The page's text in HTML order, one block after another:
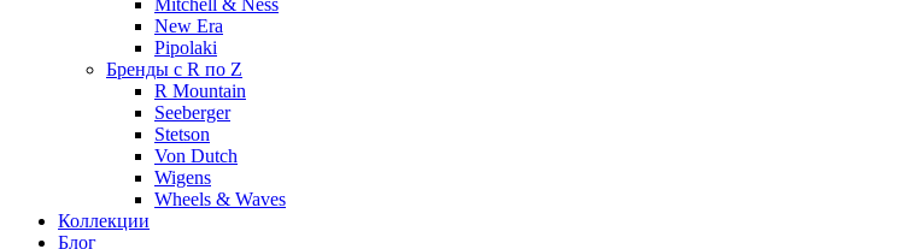
Mitchell & Ness
New Era
Pipolaki
Бренды с R по Z
R Mountain
Seeberger
Stetson
Von Dutch
Wigens
Wheels & Waves
Коллекции
Блог